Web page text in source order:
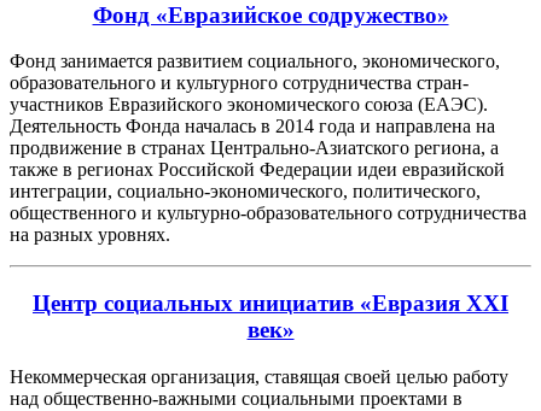
Фонд «Евразийское содружество»
Фонд занимается развитием социального, экономического,
образовательного и культурного сотрудничества стран-
участников Евразийского экономического союза (ЕАЭС).
Деятельность Фонда началась в 2014 года и направлена на
продвижение в странах Центрально-Азиатского региона, а
также в регионах Российской Федерации идеи евразийской
интеграции, социально-экономического, политического,
общественного и культурно-образовательного сотрудничества
на разных уровнях.
Центр социальных инициатив «Евразия XXI
век»
Некоммерческая организация, ставящая своей целью работу
над общественно-важными социальными проектами в